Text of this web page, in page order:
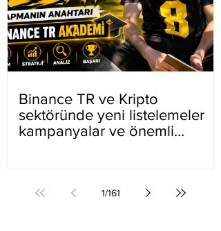
Binance TR ve Kripto
sektöründe yeni listelemeler
kampanyalar ve önemli
1/161